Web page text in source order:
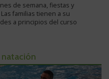
de semana, fiestas y
familias tienen a su
a principios del curso